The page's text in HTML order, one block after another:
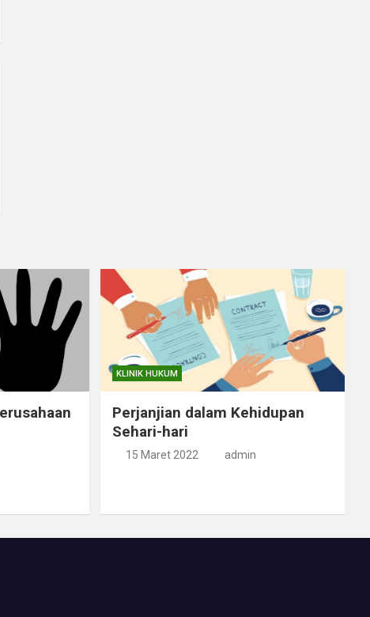
KLINIK HUKUM
Perjanjian dalam Kehidupan
Sehari-hari
15 Maret 2022 admin